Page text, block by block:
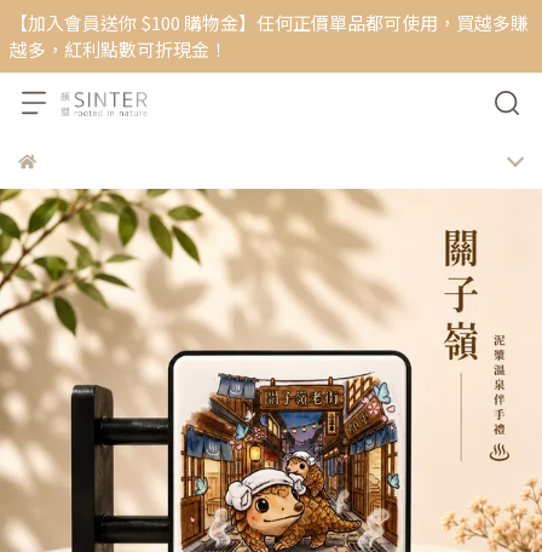
【加入會員送你 $100 購物金】任何正價單品都可使用，買越多賺
越多，紅利點數可折現金！